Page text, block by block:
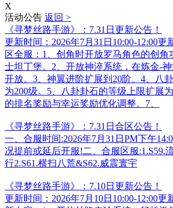
X
活动公告 返回 >
《寻梦丝路手游》：7.31日更新公告！
更新时间：2026年7月31日10:00-12:00
区全服：1、创角时开放罗马角色的创角
士坦丁堡。2、开放神淬系统，在炼金-
开放。3、神翼进阶扩展到20阶。4、八
为200级。5、八卦卦石的等级上限扩展
的排名奖励与幸运奖励优化调整。7、
《寻梦丝路手游》：7.31日合区公告！
一、合服时间:2026年7月31日PM下午
况提前或延后开服!二、合服区服:1.S59.
行2.S61.横扫八荒&S62.威震寰宇
《寻梦丝路手游》：7.10日更新公告！
更新时间：2026年7月10日10:00-12:00